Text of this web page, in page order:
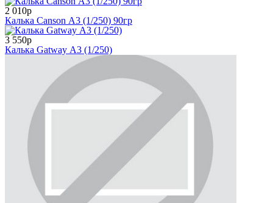
2 010р
Калька Canson А3 (1/250) 90гр
3 550р
Калька Gatway А3 (1/250)